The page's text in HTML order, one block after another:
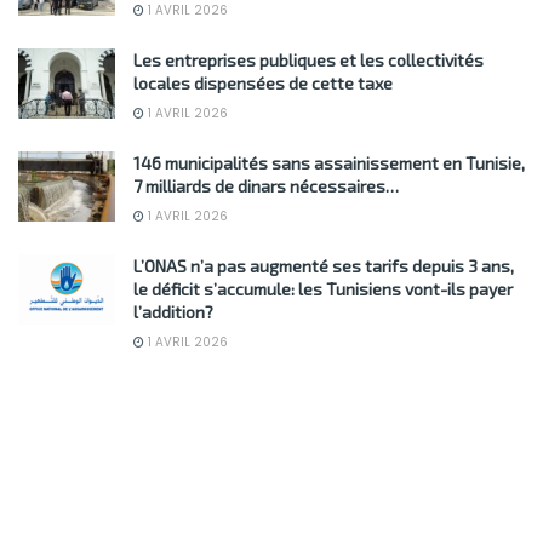
1 AVRIL 2026
Les entreprises publiques et les collectivités
locales dispensées de cette taxe
1 AVRIL 2026
146 municipalités sans assainissement en Tunisie,
7 milliards de dinars nécessaires…
1 AVRIL 2026
L’ONAS n’a pas augmenté ses tarifs depuis 3 ans,
le déficit s’accumule: les Tunisiens vont-ils payer
l’addition?
1 AVRIL 2026